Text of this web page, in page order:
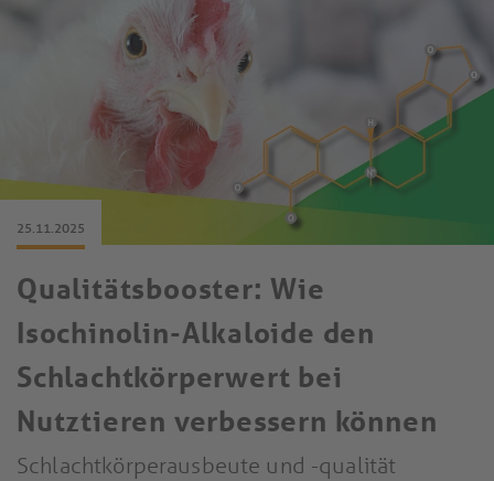
25.11.2025
Qualitätsbooster: Wie
Isochinolin-Alkaloide den
Schlachtkörperwert bei
Nutztieren verbessern können
Schlachtkörperausbeute und -qualität